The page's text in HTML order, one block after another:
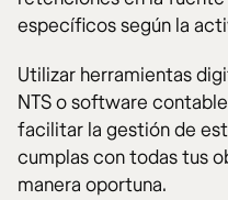
específicos según la
Utilizar herramientas
NTS o software
facilitar la gestión de
cumplas con todas tus
manera oportuna.